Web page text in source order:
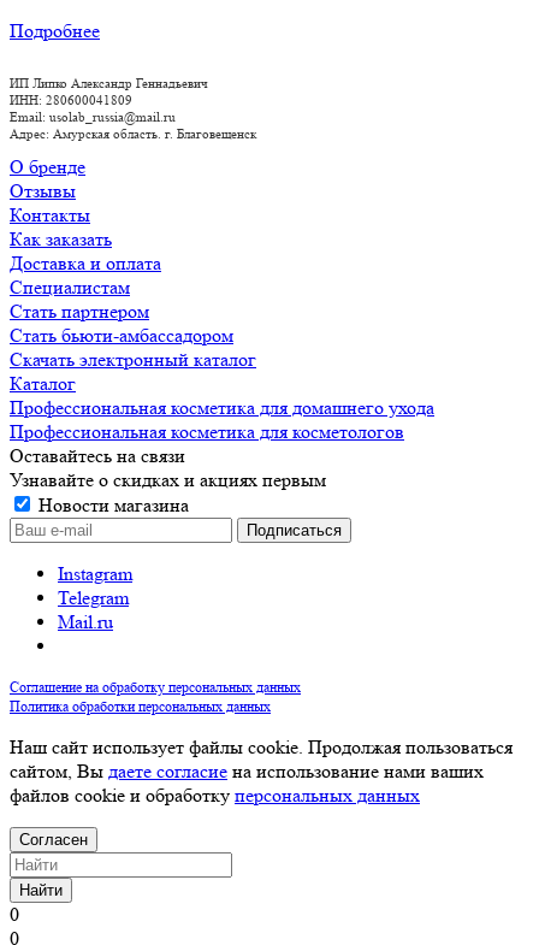
Подробнее
ИП Липко Александр Геннадьевич
ИНН: 280600041809
Email: usolab_russia@mail.ru
Адрес: Амурская область. г. Благовещенск
О бренде
Отзывы
Контакты
Как заказать
Доставка и оплата
Специалистам
Стать партнером
Стать бьюти-амбассадором
Скачать электронный каталог
Каталог
Профессиональная косметика для домашнего ухода
Профессиональная косметика для косметологов
Оставайтесь на связи
Узнавайте о скидках и акциях первым
Новости магазина
Instagram
Telegram
Mail.ru
Соглашение на обработку персональных данных
Политика обработки персональных данных
Наш сайт использует файлы cookie. Продолжая пользоваться
сайтом, Вы даете согласие на использование нами ваших
файлов cookie и обработку персональных данных
Согласен
Найти
0
0